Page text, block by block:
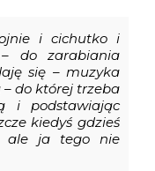
i cichutko i
do zarabiania
się – muzyka
do której trzeba
i podstawiając
kiedyś gdzieś
ale ja tego nie